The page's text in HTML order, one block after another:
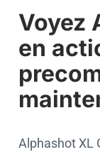
Voyez
en
Alphashot XL